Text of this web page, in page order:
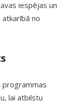
iespējas un
no
programmas
lai atbilstu